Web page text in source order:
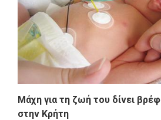
Μάχη για τη ζωή του δίνει
στην Κρήτη